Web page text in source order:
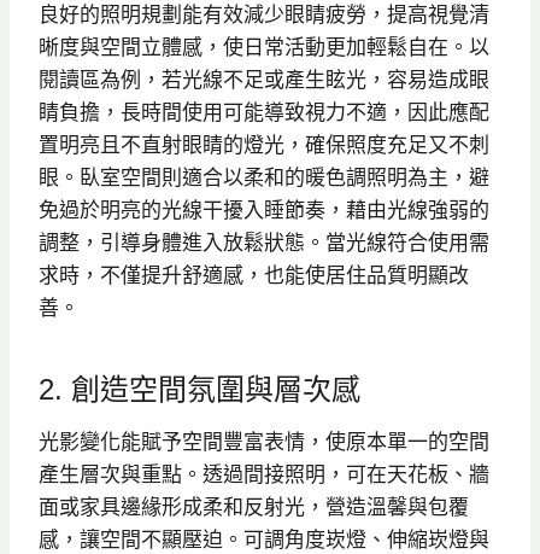
良好的照明規劃能有效減少眼睛疲勞，提高視覺清
晰度與空間立體感，使日常活動更加輕鬆自在。以
閱讀區為例，若光線不足或產生眩光，容易造成眼
睛負擔，長時間使用可能導致視力不適，因此應配
置明亮且不直射眼睛的燈光，確保照度充足又不刺
眼。臥室空間則適合以柔和的暖色調照明為主，避
免過於明亮的光線干擾入睡節奏，藉由光線強弱的
調整，引導身體進入放鬆狀態。當光線符合使用需
求時，不僅提升舒適感，也能使居住品質明顯改
善。
2. 創造空間氛圍與層次感
光影變化能賦予空間豐富表情，使原本單一的空間
產生層次與重點。透過間接照明，可在天花板、牆
面或家具邊緣形成柔和反射光，營造溫馨與包覆
感，讓空間不顯壓迫。可調角度崁燈、伸縮崁燈與